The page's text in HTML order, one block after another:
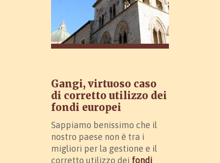
Gangi, virtuoso caso
di corretto utilizzo dei
fondi europei
Sappiamo benissimo che il
nostro paese non è tra i
migliori per la gestione e il
corretto utilizzo dei fondi